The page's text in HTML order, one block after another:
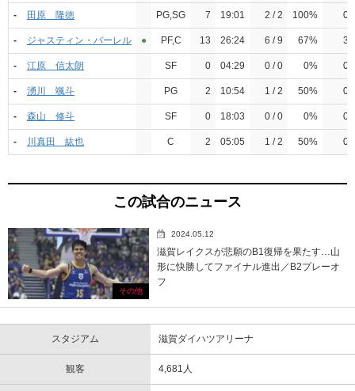
- 田原 隆徳 PG,SG 7 19:01 2 / 2 100% 0
- ジャスティン・バーレル ●︎ PF,C 13 26:24 6 / 9 67% 3
- 江原 信太朗 SF 0 04:29 0 / 0 0% 0
- 湧川 颯斗 PG 2 10:54 1 / 2 50% 0
- 森山 修斗 SF 0 18:03 0 / 0 0% 0
- 川真田 紘也 C 2 05:05 1 / 2 50% 0
この試合のニュース
その他
2024.05.12
滋賀レイクスが悲願のB1復帰を果たす…山
形に快勝してファイナル進出／B2プレーオ
フ
スタジアム 滋賀ダイハツアリーナ
観客 4,681人